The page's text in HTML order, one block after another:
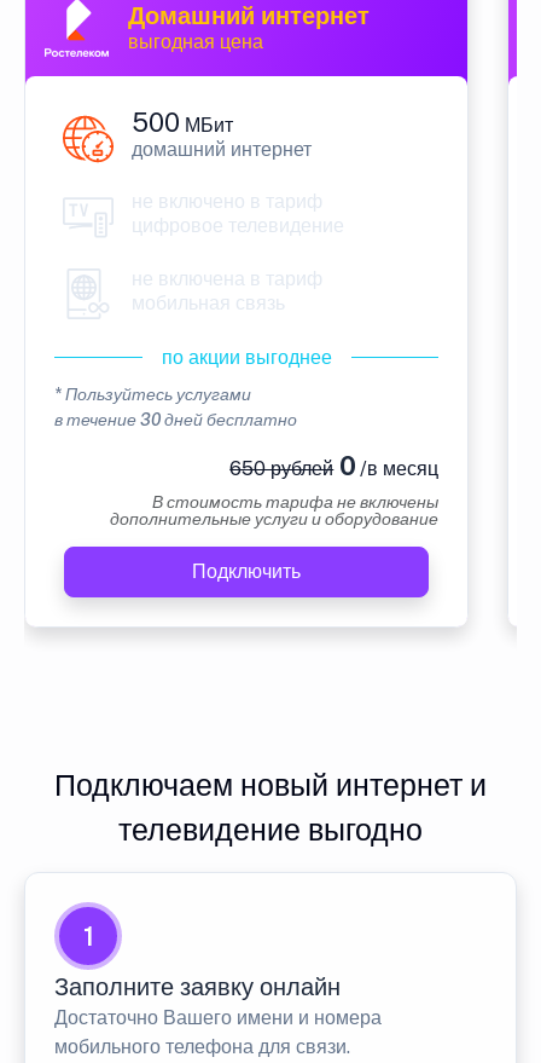
Домашний интернет
выгодная цена
500 МБит
домашний интернет
не включено в тариф
цифровое телевидение
не включена в тариф
мобильная связь
по акции выгоднее
* Пользуйтесь услугами
в течение 30 дней бесплатно
650 рублей0 /в месяц
В стоимость тарифа не включены
дополнительные услуги и оборудование
Подключить
Подключаем новый интернет и
телевидение выгодно
1
Заполните заявку онлайн
Достаточно Вашего имени и номера
мобильного телефона для связи.